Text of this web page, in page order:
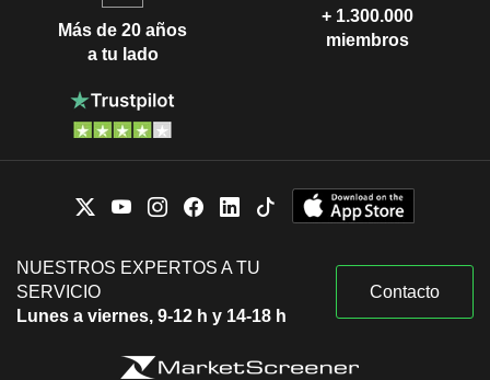
Más de 20 años
a tu lado
+ 1.300.000
miembros
NUESTROS EXPERTOS A TU
SERVICIO
Lunes a viernes, 9-12 h y 14-18 h
Contacto